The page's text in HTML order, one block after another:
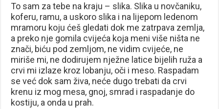
To sam za tebe na kraju – slika. Slika u novčaniku,
koferu, ramu, a uskoro slika i na lijepom ledenom
mramoru koju ćeš gledati dok me zatrpava zemlja,
a preko nje gomila cvijeća koja meni više ništa ne
znači, biću pod zemljom, ne vidim cvijeće, ne
miriše mi, ne dodirujem nježne latice bijelih ruža a
crvi mi izlaze kroz lobanju, oči i meso. Raspadam
se već dok sam živa, neće dugo trebati da crvi
krenu iz mog mesa, gnoj, smrad i raspadanje do
kostiju, a onda u prah.